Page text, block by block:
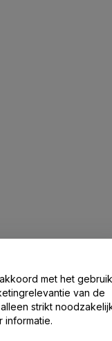
Met Ons Op
met het gebruik
van de
strikt
informatie.